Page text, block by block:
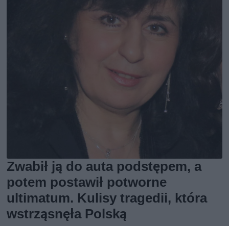
Zwabił ją do auta podstępem, a
potem postawił potworne
ultimatum. Kulisy tragedii, która
wstrząsnęła Polską